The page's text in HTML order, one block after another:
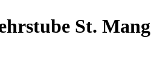
St. Mang